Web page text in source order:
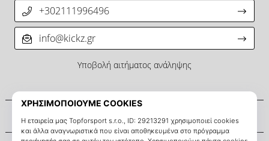
Σχετικά μ' εμάς
+302111996496
info@kickz.gr
Υποβολή αιτήματος ανάληψης